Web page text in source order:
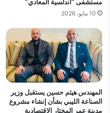
10 مايو، 2026
المهندس هيثم حسين يستقبل وزير
الصناعة الليبي بشأن إنشاء مشروع
مدينة عمر المختار الإقتصادية